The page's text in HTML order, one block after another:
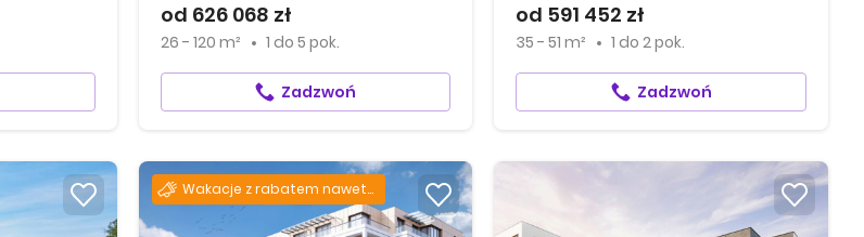
od 626 068 zł
26 - 120 m² 1 do 5 pok.
Zadzwoń
od 591 452 zł
35 - 51 m² 1 do2 pok.
Zadzwoń
Wakacje z rabatem nawet do –1300 zł za każdy m²!